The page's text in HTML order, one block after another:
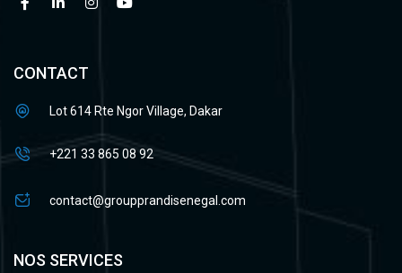
CONTACT
Lot 614 Rte Ngor Village, Dakar
+221 33 865 08 92
contact@groupprandisenegal.com
NOS SERVICES